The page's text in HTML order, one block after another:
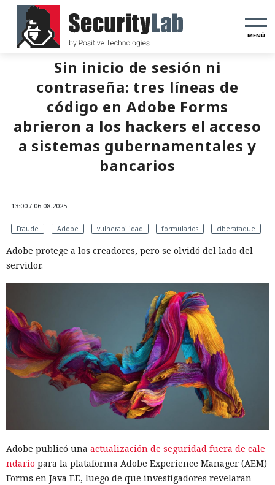
MENÚ
Sin inicio de sesión ni
contraseña: tres líneas de
código en Adobe Forms
abrieron a los hackers el acceso
a sistemas gubernamentales y
bancarios
13:00 / 06.08.2025
Fraude Adobe vulnerabilidad formularios ciberataque
Adobe protege a los creadores, pero se olvidó del lado del
servidor.
Adobe publicó una actualización de seguridad fuera de cale
ndario para la plataforma Adobe Experience Manager (AEM)
Forms en Java EE, luego de que investigadores revelaran